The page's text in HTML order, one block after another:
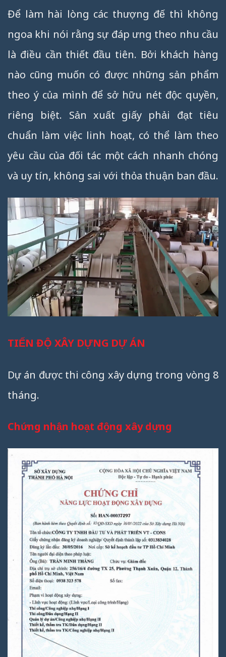
Để làm hài lòng các thượng đế thì không
ngoa khi nói rằng sự đáp ưng theo nhu cầu
là điều cần thiết đầu tiên. Bởi khách hàng
nào cũng muốn có được những sản phẩm
theo ý của mình để sở hữu nét độc quyền,
riêng biệt. Sản xuất giấy phải đạt tiêu
chuẩn làm việc linh hoạt, có thể làm theo
yêu cầu của đối tác một cách nhanh chóng
và uy tín, không sai với thỏa thuận ban đầu.
TIẾN ĐỘ XÂY DỰNG DỰ ÁN
Dự án được thi công xây dựng trong vòng 8
tháng.
Chứng nhận hoạt động xây dựng